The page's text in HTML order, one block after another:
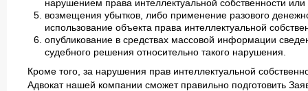
нарушением права интеллектуальной собственности
возмещения убытков, либо применение разового
использование объекта права интеллектуальной
опубликование в средствах массовой информации
судебного решения относительно такого нарушения.
Кроме того, за нарушения прав интеллектуальной
Адвокат нашей компании сможет правильно подготовить